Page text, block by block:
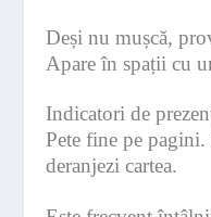
Deși nu mușcă,
Apare în spații cu
Indicatori de
Pete fine pe
deranjezi cartea.